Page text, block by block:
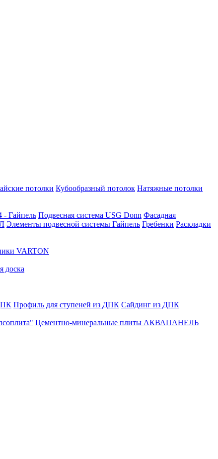
потолки Кубообразный потолок Натяжные потолки
- Гайпель Подвесная система USG Donn Фасадная
Элементы подвесной системы Гайпель Гребенки Раскладки
VARTON
доска
Профиль для ступеней из ДПК Сайдинг из ДПК
Цементно-минеральные плиты АКВАПАНЕЛЬ